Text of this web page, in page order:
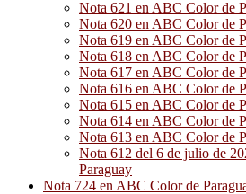
Nota 621 en ABC Color de
Nota 620 en ABC Color de
Nota 619 en ABC Color de
Nota 618 en ABC Color de
Nota 617 en ABC Color de
Nota 616 en ABC Color de
Nota 615 en ABC Color de
Nota 614 en ABC Color de
Nota 613 en ABC Color de
Nota 612 del 6 de julio de
Paraguay
Nota 724 en ABC Color de